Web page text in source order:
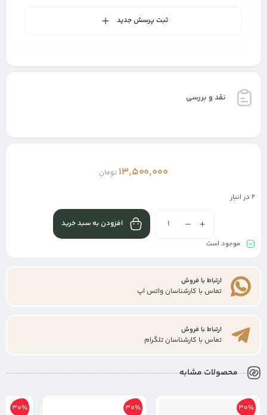
ثبت پرسش جدید
نقد و بررسی
13,500,000 تومان
2 در انبار
افزودن به سبد خرید
موجود است
ارتباط با فروش
تماس با کارشناسان واتس اپ
ارتباط با فروش
تماس با کارشناسان تلگرام
محصولات مشابه
30%
30%
30%